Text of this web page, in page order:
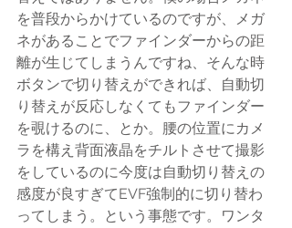
を普段からかけているのですが、メガ
ネがあることでファインダーからの距
離が生じてしまうんですね、そんな時
ボタンで切り替えができれば、自動切
り替えが反応しなくてもファインダー
を覗けるのに、とか。腰の位置にカメ
ラを構え背面液晶をチルトさせて撮影
をしているのに今度は自動切り替えの
感度が良すぎてEVF強制的に切り替わ
ってしまう。という事態です。ワンタ